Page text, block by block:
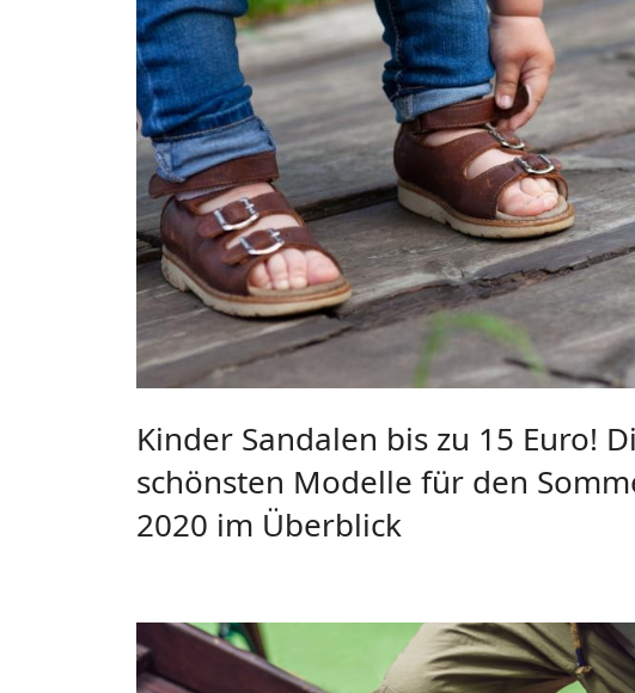
Kinder Sandalen bis zu 15 Euro!
schönsten Modelle für den
2020 im Überblick